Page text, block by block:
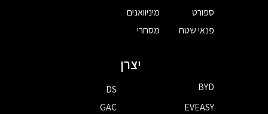
ספורט
פנאי שטח
מיניוואנים
מסחרי
יצרן
BYD
DS
EVEASY
GAC